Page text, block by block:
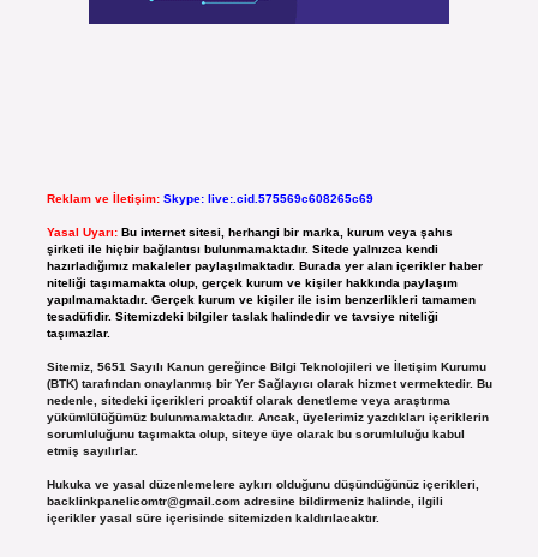
Reklam ve İletişim: Skype: live:.cid.575569c608265c69
Yasal Uyarı: Bu internet sitesi, herhangi bir marka, kurum veya şahıs
şirketi ile hiçbir bağlantısı bulunmamaktadır. Sitede yalnızca kendi
hazırladığımız makaleler paylaşılmaktadır. Burada yer alan içerikler haber
niteliği taşımamakta olup, gerçek kurum ve kişiler hakkında paylaşım
yapılmamaktadır. Gerçek kurum ve kişiler ile isim benzerlikleri tamamen
tesadüfidir. Sitemizdeki bilgiler taslak halindedir ve tavsiye niteliği
taşımazlar.
Sitemiz, 5651 Sayılı Kanun gereğince Bilgi Teknolojileri ve İletişim Kurumu
(BTK) tarafından onaylanmış bir Yer Sağlayıcı olarak hizmet vermektedir. Bu
nedenle, sitedeki içerikleri proaktif olarak denetleme veya araştırma
yükümlülüğümüz bulunmamaktadır. Ancak, üyelerimiz yazdıkları içeriklerin
sorumluluğunu taşımakta olup, siteye üye olarak bu sorumluluğu kabul
etmiş sayılırlar.
Hukuka ve yasal düzenlemelere aykırı olduğunu düşündüğünüz içerikleri,
backlinkpanelicomtr@gmail.comadresine bildirmeniz halinde, ilgili
içerikler yasal süre içerisinde sitemizden kaldırılacaktır.